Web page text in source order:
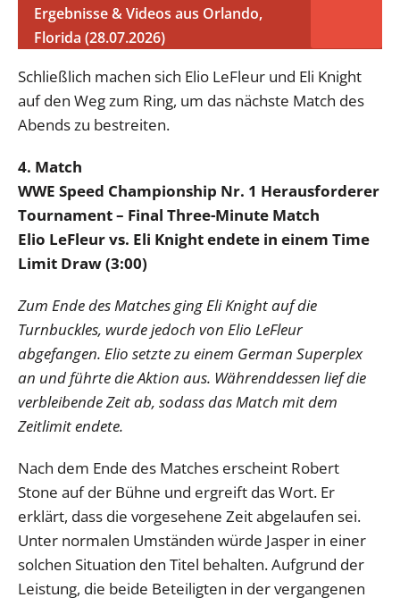
Ergebnisse & Videos aus Orlando,
Florida (28.07.2026)
Schließlich machen sich Elio LeFleur und Eli Knight
auf den Weg zum Ring, um das nächste Match des
Abends zu bestreiten.
4. Match
WWE Speed Championship Nr. 1 Herausforderer
Tournament – Final Three-Minute Match
Elio LeFleur vs. Eli Knight endete in einem Time
Limit Draw (3:00)
Zum Ende des Matches ging Eli Knight auf die
Turnbuckles, wurde jedoch von Elio LeFleur
abgefangen. Elio setzte zu einem German Superplex
an und führte die Aktion aus. Währenddessen lief die
verbleibende Zeit ab, sodass das Match mit dem
Zeitlimit endete.
Nach dem Ende des Matches erscheint Robert
Stone auf der Bühne und ergreift das Wort. Er
erklärt, dass die vorgesehene Zeit abgelaufen sei.
Unter normalen Umständen würde Jasper in einer
solchen Situation den Titel behalten. Aufgrund der
Leistung, die beide Beteiligten in der vergangenen